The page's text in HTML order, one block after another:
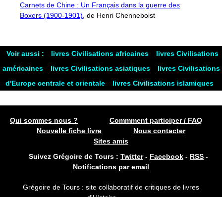
Carnets de Chine : Un Français dans la guerre des
Boxers (1900-1901) , de Henri Chenneboist
Voir aussi : livres Civilisations africaines
livres Civilisations
américaines
livres Civilisations asiatiques
livres Civilisations
d'Europe centrale et orientale
livres Civilisations islamiques
Qui sommes nous ?
Commment participer / FAQ
Nouvelle fiche livre
Nous contacter
Sites amis
Suivez Grégoire de Tours : Twitter- Facebook - RSS -
Notifications par email
Grégoire de Tours : site collaboratif de critiques de livres